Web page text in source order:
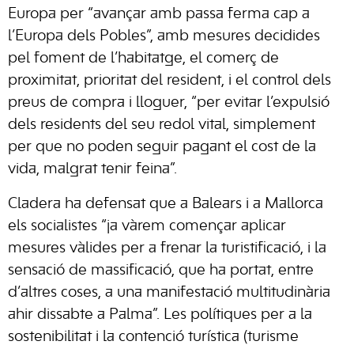
Europa per “avançar amb passa ferma cap a
l’Europa dels Pobles”, amb mesures decidides
pel foment de l’habitatge, el comerç de
proximitat, prioritat del resident, i el control dels
preus de compra i lloguer, “per evitar l’expulsió
dels residents del seu redol vital, simplement
per que no poden seguir pagant el cost de la
vida, malgrat tenir feina”.
Cladera ha defensat que a Balears i a Mallorca
els socialistes “ja vàrem començar aplicar
mesures vàlides per a frenar la turistificació, i la
sensació de massificació, que ha portat, entre
d’altres coses, a una manifestació multitudinària
ahir dissabte a Palma”. Les polítiques per a la
sostenibilitat i la contenció turística (turisme